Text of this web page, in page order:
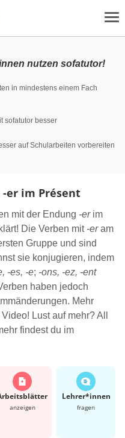
nutzen sofatutor!
in mindestens einem Fach
sofatutor besser
auf Schularbeiten vorbereiten
er im Présent
mit der Endung -erim
Die Verben mit -eram
Gruppe und sind
sie konjugieren, indem
-es, -e; -ons, -ez, -ent
haben jedoch
Mehr
Lust auf mehr? All
findest du im
anzeigen
Lehrer*​innen
fragen